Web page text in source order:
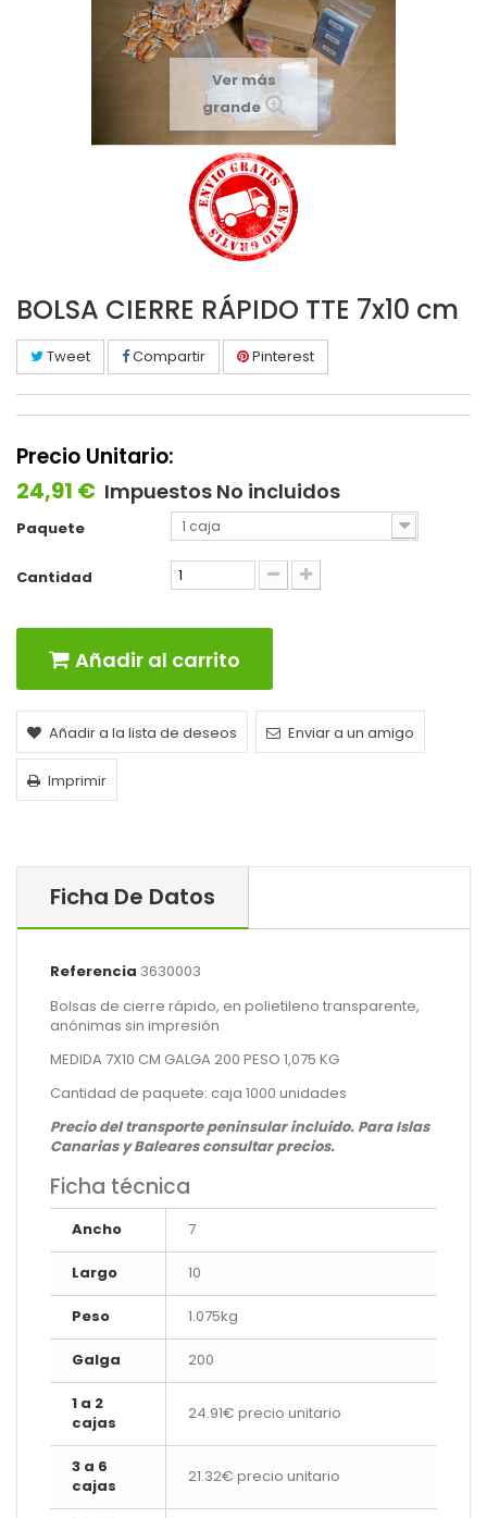
Ver más
grande
BOLSA CIERRE RÁPIDO TTE 7x10 cm
Tweet Compartir Pinterest
Precio Unitario:
24,91 € Impuestos No incluidos
Paquete 1 caja
Cantidad
Añadir al carrito
Añadir a la lista de deseos Enviar a un amigo
Imprimir
Ficha De Datos
Referencia 3630003
Bolsas de cierre rápido, en polietileno transparente,
anónimas sin impresión
MEDIDA 7X10 CM GALGA 200 PESO 1,075 KG
Cantidad de paquete: caja 1000 unidades
Precio del transporte peninsular incluido. Para Islas
Canarias y Baleares consultar precios.
Ficha técnica
Ancho 7
Largo 10
Peso 1.075kg
Galga 200
1 a 2
cajas
24.91€ precio unitario
3 a 6
cajas
21.32€ precio unitario